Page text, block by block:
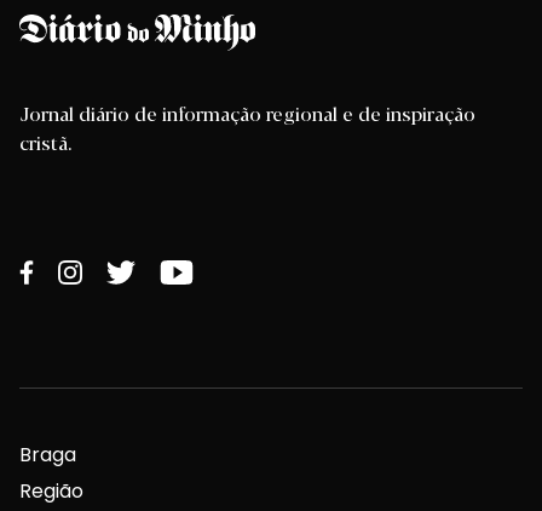
Jornal diário de informação regional e de inspiração
cristã.
Braga
Região